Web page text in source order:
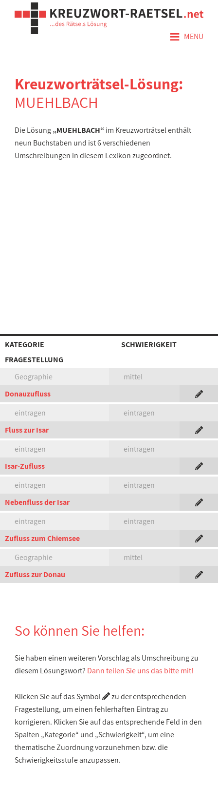
≡ MENÜ
Kreuzworträtsel-Lösung:
MUEHLBACH
Die Lösung„MUEHLBACH“ im Kreuzworträtsel enthält
neun Buchstaben und ist 6 verschiedenen
Umschreibungen in diesem Lexikon zugeordnet.
KATEGORIE
SCHWIERIGKEIT
FRAGESTELLUNG
Geographie
mittel
Donauzufluss
eintragen
eintragen
Fluss zur Isar
eintragen
eintragen
Isar-Zufluss
eintragen
eintragen
Nebenfluss der Isar
eintragen
eintragen
Zufluss zum Chiemsee
Geographie
mittel
Zufluss zur Donau
So können Sie helfen:
Sie haben einen weiteren Vorschlag als Umschreibung zu
diesem Lösungswort? Dann teilen Sie uns das bitte mit!
Klicken Sie auf das Symbol
zu der entsprechenden
Fragestellung, um einen fehlerhaften Eintrag zu
korrigieren. Klicken Sie auf das entsprechende Feld in den
Spalten „Kategorie“ und „Schwierigkeit“, um eine
thematische Zuordnung vorzunehmen bzw. die
Schwierigkeitsstufe anzupassen.